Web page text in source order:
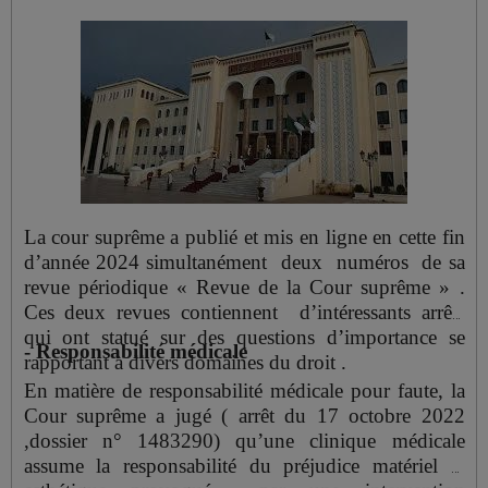
du droit à communication des documents
administratifs sachant que le texte de ce décret dans
sa version en langue arabe qui est la
version officielle parle de " citoyen مواطن et non
pas " d' administré" .
La cour suprême a publié et mis en ligne en cette fin
d’année 2024 simultanément deux numéros de sa
revue périodique « Revue de la Cour suprême » .
Ces deux revues contiennent d’intéressants arrêts
qui ont statué sur des questions d’importance se
rapportant à divers domaines du droit .
- Responsabilité médicale
En matière de responsabilité médicale pour faute, la
Cour suprême a jugé ( arrêt du 17 octobre 2022
,dossier n° 1483290) qu’une clinique médicale
assume la responsabilité du préjudice matériel et